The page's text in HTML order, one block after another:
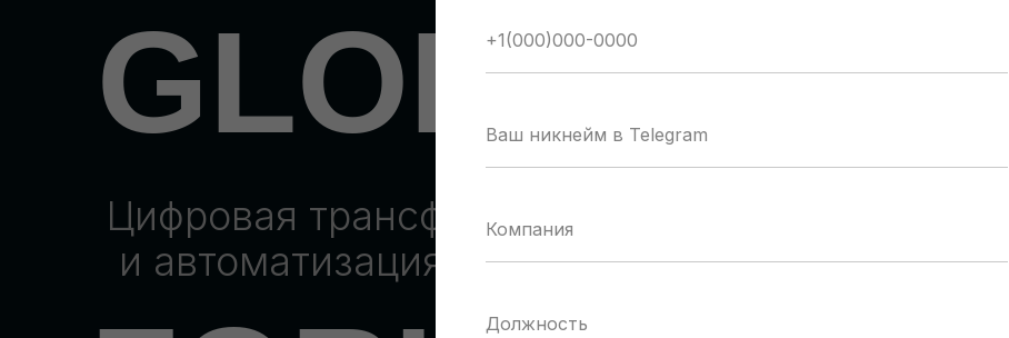
GLOBAL
TECH
Цифровая трансформация
и автоматизация бизнеса